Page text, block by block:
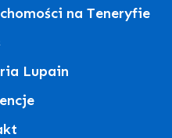
na Teneryfie
Lupain